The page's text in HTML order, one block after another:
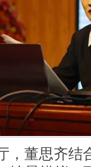
，董思齐结